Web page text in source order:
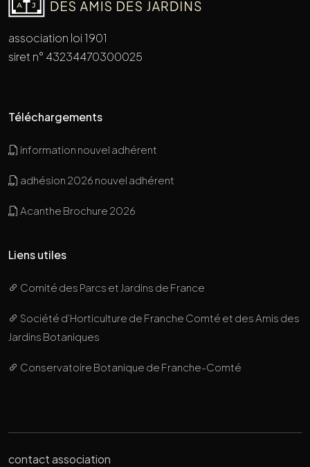
association loi 1901
siret n° 43234470300025
Téléchargements
information nouvel adhérent
adhésion 2026 nouvel adhérent
Acanthe Brochure 2026
Liens utiles
Comité des Parcs et Jardins de France
Société d’Horticulture de Franche Comté et des Amis des
Jardins Botaniques
Conservatoire Botanique de Franche-Comté
contact association